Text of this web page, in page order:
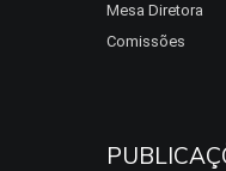
Mesa Diretora
Comissões